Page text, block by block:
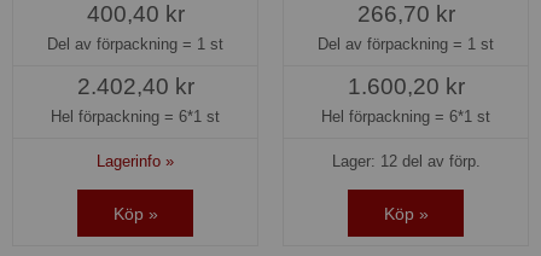
400,40 kr
Del av förpackning = 1 st
2.402,40 kr
Hel förpackning = 6*1 st
Lagerinfo »
Köp »
266,70 kr
Del av förpackning = 1 st
1.600,20 kr
Hel förpackning = 6*1 st
Lager: 12 del av förp.
Köp »